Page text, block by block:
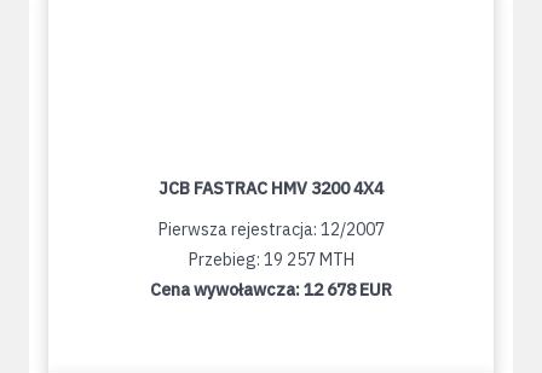
JCB FASTRAC HMV 3200 4X4
Pierwsza rejestracja: 12/2007
Przebieg: 19 257 MTH
Cena wywoławcza:12 678 EUR